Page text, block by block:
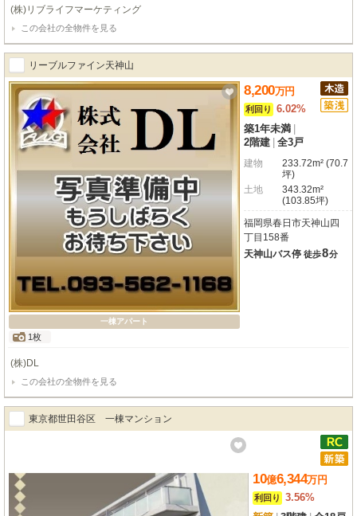
(株)リブライフマーケティング
この会社の全物件を見る
リーブルファイン天神山
一棟アパート
1枚
8,200万円
利回り
6.02%
築1年未満
2階建 全3戸
建物
233.72m² (70.7
坪)
土地
343.32m²
(103.85坪)
福岡県春日市天神山四
丁目158番
天神山バス停 徒歩8分
(株)DL
この会社の全物件を見る
東京都世田谷区 一棟マンション
10億6,344万円
利回り
3.56%